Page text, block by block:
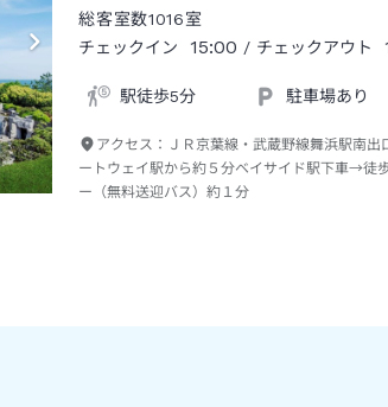
総客室数1016室
チェックイン
15:00 / チェックアウト
駅徒歩5分 駐車場あり
アクセス： ＪＲ京葉線・武蔵野線舞浜駅南
ートウェイ駅から約５分ベイサイド駅下車→徒
ー（無料送迎バス）約１分